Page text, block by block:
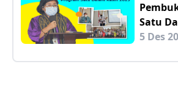
Satu
5 Des